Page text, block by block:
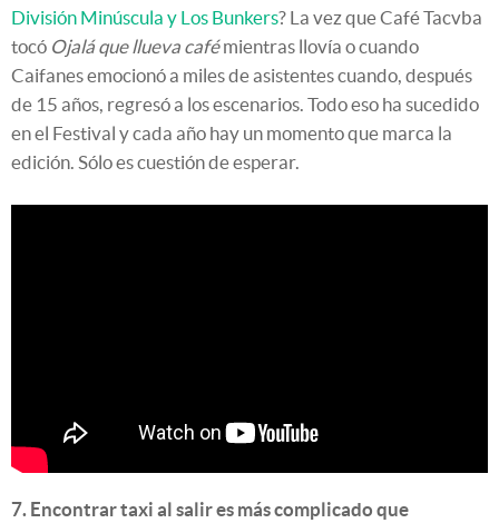
División Minúscula y Los Bunkers? La vez que Café Tacvba
tocó Ojalá que llueva cafémientras llovía o cuando
Caifanes emocionó a miles de asistentes cuando, después
de 15 años, regresó a los escenarios. Todo eso ha sucedido
en el Festival y cada año hay un momento que marca la
edición. Sólo es cuestión de esperar.
7. Encontrar taxi al salir es más complicado que